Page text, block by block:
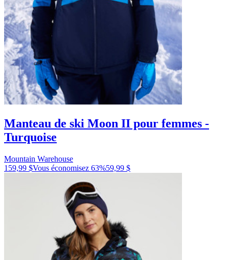
Manteau de ski Moon II pour femmes -
Turquoise
Mountain Warehouse
159,99 $Vous économisez 63%59,99 $